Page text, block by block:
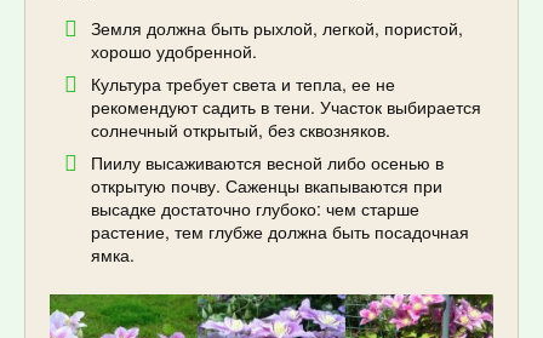
Земля должна быть рыхлой, легкой, пористой,
хорошо удобренной.
Культура требует света и тепла, ее не
рекомендуют садить в тени. Участок выбирается
солнечный открытый, без сквозняков.
Пиилу высаживаются весной либо осенью в
открытую почву. Саженцы вкапываются при
высадке достаточно глубоко: чем старше
растение, тем глубже должна быть посадочная
ямка.